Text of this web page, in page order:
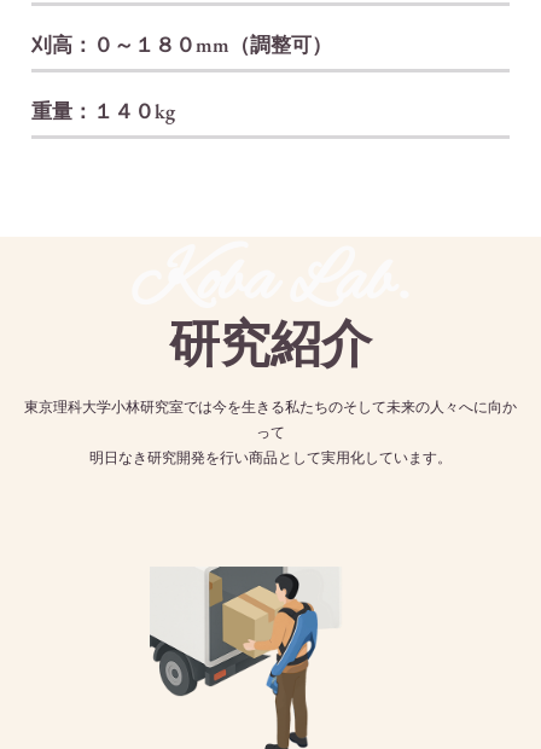
刈高：０～１８０mm（調整可）
重量：１４０kg
研究紹介
東京理科大学小林研究室では今を生きる私たちのそして未来の人々へに向か
って
明日なき研究開発を行い商品として実用化しています。